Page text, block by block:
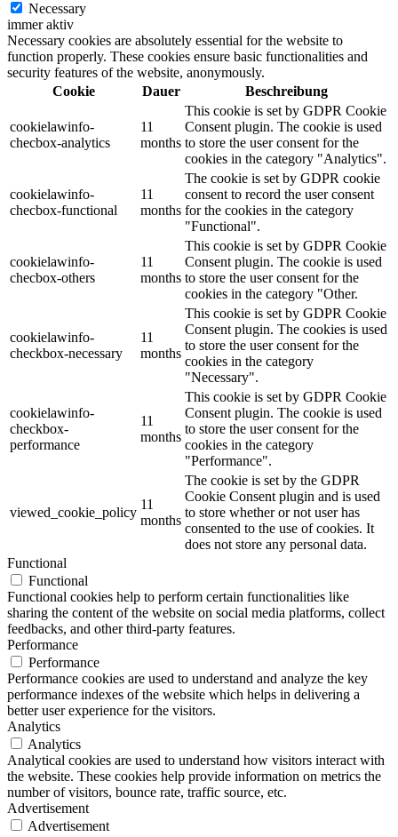
Necessary
immer aktiv
Necessary cookies are absolutely essential for the website to
function properly. These cookies ensure basic functionalities and
security features of the website, anonymously.
Cookie
Dauer Beschreibung
cookielawinfo-
checbox-analytics
11
months
This cookie is set by GDPR Cookie
Consent plugin. The cookie is used
to store the user consent for the
cookies in the category "Analytics".
cookielawinfo-
checbox-functional
11
months
The cookie is set by GDPR cookie
consent to record the user consent
for the cookies in the category
"Functional".
cookielawinfo-
checbox-others
11
months
This cookie is set by GDPR Cookie
Consent plugin. The cookie is used
to store the user consent for the
cookies in the category "Other.
cookielawinfo-
checkbox-necessary
11
months
This cookie is set by GDPR Cookie
Consent plugin. The cookies is used
to store the user consent for the
cookies in the category
"Necessary".
cookielawinfo-
checkbox-
performance
11
months
This cookie is set by GDPR Cookie
Consent plugin. The cookie is used
to store the user consent for the
cookies in the category
"Performance".
viewed_cookie_policy
11
months
The cookie is set by the GDPR
Cookie Consent plugin and is used
to store whether or not user has
consented to the use of cookies. It
does not store any personal data.
Functional
Functional
Functional cookies help to perform certain functionalities like
sharing the content of the website on social media platforms, collect
feedbacks, and other third-party features.
Performance
Performance
Performance cookies are used to understand and analyze the key
performance indexes of the website which helps in delivering a
better user experience for the visitors.
Analytics
Analytics
Analytical cookies are used to understand how visitors interact with
the website. These cookies help provide information on metrics the
number of visitors, bounce rate, traffic source, etc.
Advertisement
Advertisement